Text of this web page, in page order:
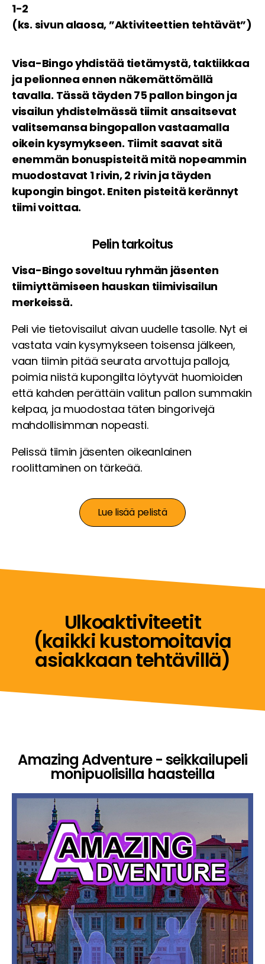
1-2
(ks. sivun alaosa, ”Aktiviteettien tehtävät”)
Visa-Bingo yhdistää tietämystä, taktiikkaa
ja pelionnea ennen näkemättömällä
tavalla. Tässä täyden 75 pallon bingon ja
visailun yhdistelmässä tiimit ansaitsevat
valitsemansa bingopallon vastaamalla
oikein kysymykseen. Tiimit saavat sitä
enemmän bonuspisteitä mitä nopeammin
muodostavat 1 rivin, 2 rivin ja täyden
kupongin bingot. Eniten pisteitä kerännyt
tiimi voittaa.
Pelin tarkoitus
Visa-Bingo soveltuu ryhmän jäsenten
tiimiyttämiseen hauskan tiimivisailun
merkeissä.
Peli vie tietovisailut aivan uudelle tasolle. Nyt ei
vastata vain kysymykseen toisensa jälkeen,
vaan tiimin pitää seurata arvottuja palloja,
poimia niistä kupongilta löytyvät huomioiden
että kahden perättäin valitun pallon summakin
kelpaa, ja muodostaa täten bingorivejä
mahdollisimman nopeasti.
Pelissä tiimin jäsenten oikeanlainen
roolittaminen on tärkeää.
Lue lisää pelistä
Ulkoaktiviteetit
(kaikki kustomoitavia
asiakkaan tehtävillä)
Amazing Adventure - seikkailupeli
monipuolisilla haasteilla